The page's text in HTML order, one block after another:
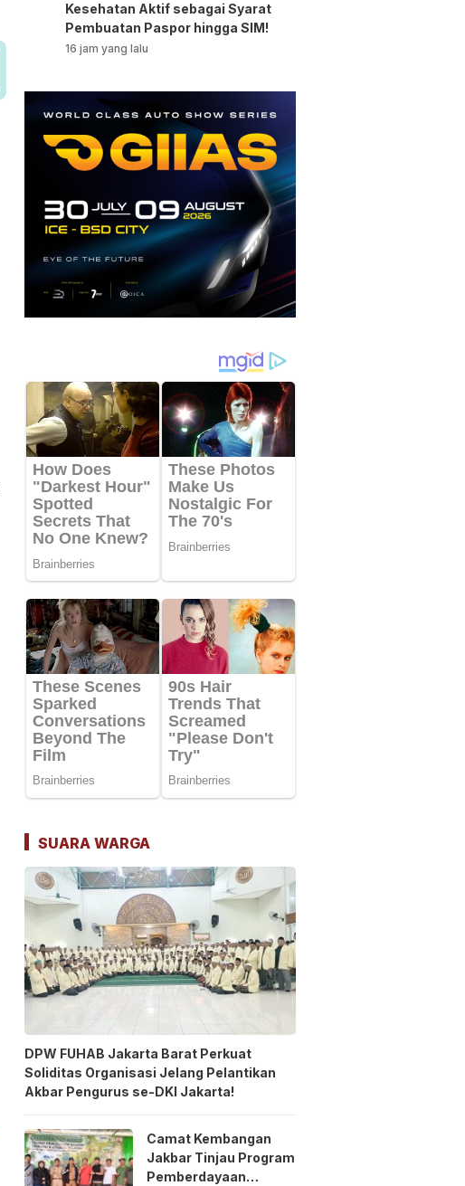
Kesehatan Aktif sebagai Syarat
Pembuatan Paspor hingga SIM!
16 jam yang lalu
SUARA WARGA
DPW FUHAB Jakarta Barat Perkuat
Soliditas Organisasi Jelang Pelantikan
Akbar Pengurus se-DKI Jakarta!
Camat Kembangan
Jakbar Tinjau Program
Pemberdayaan